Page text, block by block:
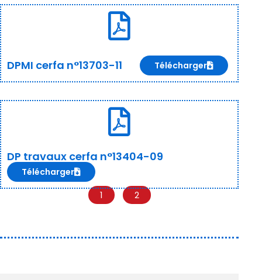
DPMI cerfa n°13703-11 Télécharger
DP travaux cerfa n°13404-09
Télécharger
1 2